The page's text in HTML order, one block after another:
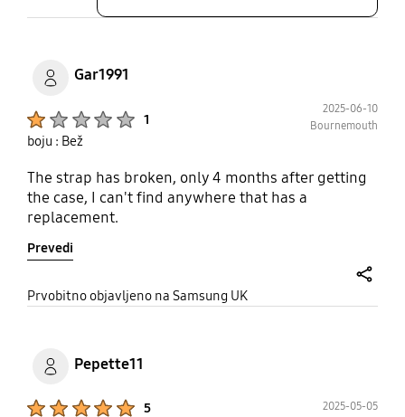
Gar1991
1
2025-06-10
Bournemouth
boju : Bež
The strap has broken, only 4 months after getting
the case, I can't find anywhere that has a
replacement.
Prevedi
Prvobitno objavljeno na Samsung UK
Pepette11
5 2025-05-05